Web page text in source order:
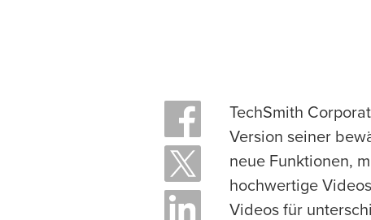
TechSmith
Version seiner
neue Funktionen,
hochwertige
Videos für